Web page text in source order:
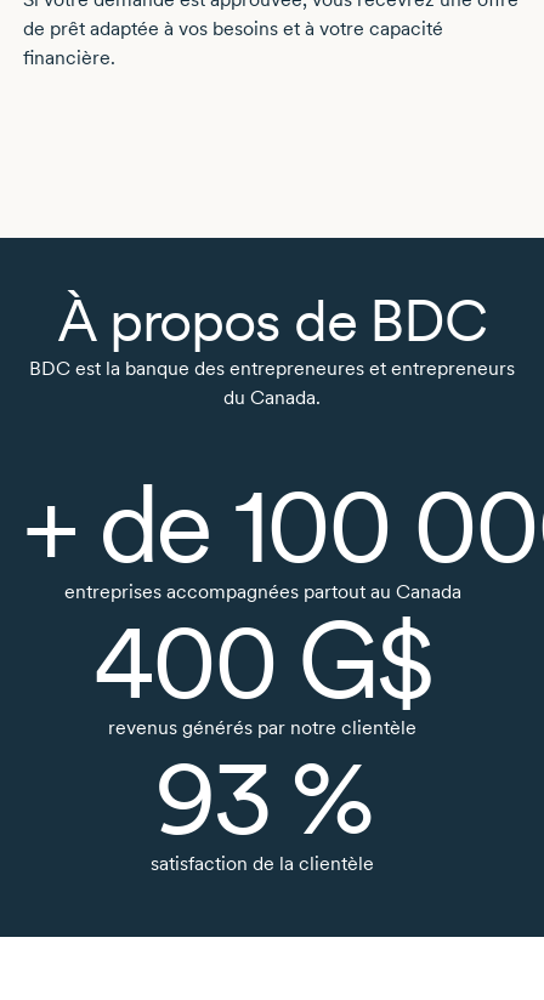
de prêt adaptée à vos besoins et à votre capacité
financière.
À propos de BDC
BDC est la banque des entrepreneures et entrepreneurs
du Canada.
+ de 100
entreprises accompagnées partout au Canada
400 G$
revenus générés par notre clientèle
93 %
satisfaction de la clientèle